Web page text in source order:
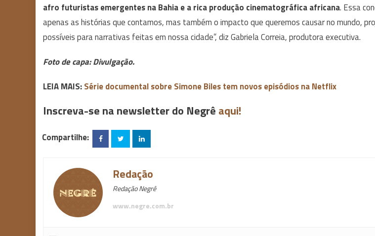
afro futuristas emergentes na Bahia e a rica produção cinematográfica africana. Essa
apenas as histórias que contamos, mas também o impacto que queremos causar no mundo,
possíveis para narrativas feitas em nossa cidade”, diz Gabriela Correia, produtora executiva.
Foto de capa: Divulgação.
LEIA MAIS:Série documental sobre Simone Biles tem novos episódios na Netflix
Inscreva-se na newsletter do Negrê aqui!
Compartilhe:
Redação
Redação Negrê
www.negre.com.br